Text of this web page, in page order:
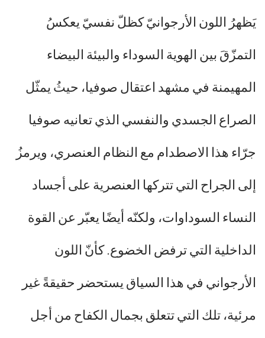
يَظهرُ اللون الأرجوانيّ كظلّ نفسيّ يعكسُ
التمزّقَ بين الهوية السوداء والبيئة البيضاء
المهيمنة في مشهد اعتقال صوفيا، حيثُ يمثّل
الصراع الجسدي والنفسي الذي تعانيه صوفيا
جرّاء هذا الاصطدام مع النظام العنصري، ويرمزُ
إلى الجراح التي تتركها العنصرية على أجساد
النساء السوداوات، ولكنّه أيضًا يعبّر عن القوة
الداخلية التي ترفض الخضوع. كأنّ اللون
الأرجواني في هذا السياق يستحضر حقيقةً غير
مرئية، تلك التي تتعلق بجمال الكفاح من أجل